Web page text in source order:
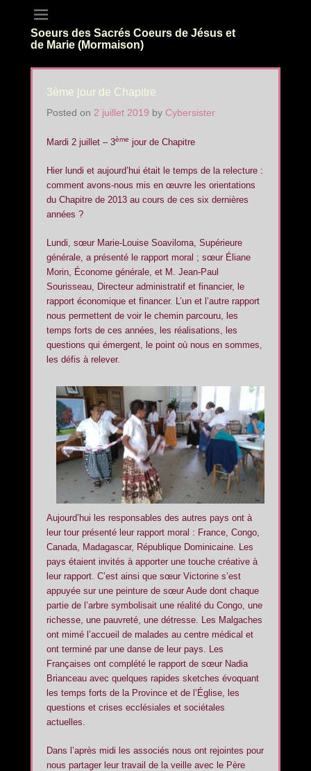
Soeurs des Sacrés Coeurs de Jésus et
de Marie (Mormaison)
3ème jour de Chapitre
Posted on 2 juillet 2019 by Cybersister
Mardi 2 juillet – 3ème jour de Chapitre
Hier lundi et aujourd’hui était le temps de la relecture :
comment avons-nous mis en œuvre les orientations
du Chapitre de 2013 au cours de ces six dernières
années ?
Lundi, sœur Marie-Louise Soaviloma, Supérieure
générale, a présenté le rapport moral ; sœur Éliane
Morin, Économe générale, et M. Jean-Paul
Sourisseau, Directeur administratif et financier, le
rapport économique et financer. L’un et l’autre rapport
nous permettent de voir le chemin parcouru, les
temps forts de ces années, les réalisations, les
questions qui émergent, le point où nous en sommes,
les défis à relever.
Aujourd’hui les responsables des autres pays ont à
leur tour présenté leur rapport moral : France, Congo,
Canada, Madagascar, République Dominicaine. Les
pays étaient invités à apporter une touche créative à
leur rapport. C’est ainsi que sœur Victorine s’est
appuyée sur une peinture de sœur Aude dont chaque
partie de l’arbre symbolisait une réalité du Congo, une
richesse, une pauvreté, une détresse. Les Malgaches
ont mimé l’accueil de malades au centre médical et
ont terminé par une danse de leur pays. Les
Françaises ont complété le rapport de sœur Nadia
Brianceau avec quelques rapides sketches évoquant
les temps forts de la Province et de l’Église, les
questions et crises ecclésiales et sociétales
actuelles.
Dans l’après midi les associés nous ont rejointes pour
nous partager leur travail de la veille avec le Père